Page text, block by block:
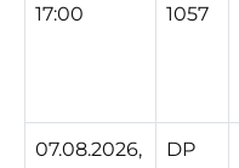
17:00
1057
07.08.2026,
DP